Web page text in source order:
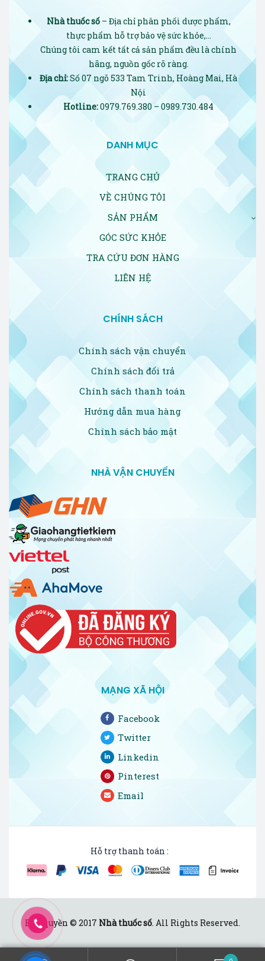
Nhà thuốc số– Địa chỉ phân phối dược phẩm,
thực phẩm hỗ trợ bảo vệ sức khỏe,…
Chúng tôi cam kết tất cả sản phẩm đều là chính
hãng, nguồn gốc rõ ràng.
Địa chỉ:Số 07 ngõ 533 Tam Trinh, Hoàng Mai, Hà
Nội
Hotline:0979.769.380 – 0989.730.484
DANH MỤC
TRANG CHỦ
VỀ CHÚNG TÔI
SẢN PHẨM
GÓC SỨC KHỎE
TRA CỨU ĐƠN HÀNG
LIÊN HỆ
CHÍNH SÁCH
Chính sách vận chuyển
Chính sách đổi trả
Chính sách thanh toán
Hướng dẫn mua hàng
Chính sách bảo mật
NHÀ VẬN CHUYỂN
MẠNG XÃ HỘI
Facebook
Twitter
Linkedin
Pinterest
Email
Hỗ trợ thanh toán :
Bản quyền © 2017 Nhà thuốc số. All Rights Reserved.